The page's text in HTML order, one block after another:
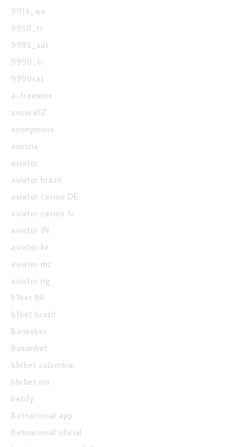
9915_wa
9950_tr
9985_sat
9990_tr
9990sat
a-freewine
ancorallZ
anonymous
austria
aviator
aviator brazil
aviator casino DE
aviator casino fr
aviator IN
aviator ke
aviator mz
aviator ng
b1bet BR
b1bet brazil
Bankobet
Basaribet
bbrbet colombia
bbrbet mx
betify
Betnacional app
Betnacional oficial